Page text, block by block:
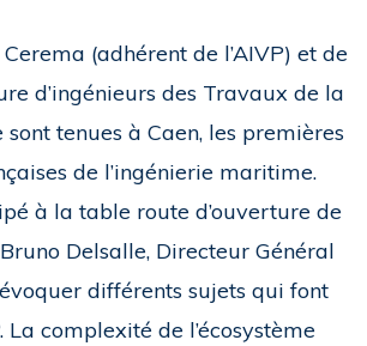
(adhérent de l’AIVP) et de
d’ingénieurs des Travaux de la
sont tenues à Caen, les premières
de l’ingénierie maritime.
à la table route d’ouverture de
Delsalle, Directeur Général
différents sujets qui font
La complexité de l’écosystème